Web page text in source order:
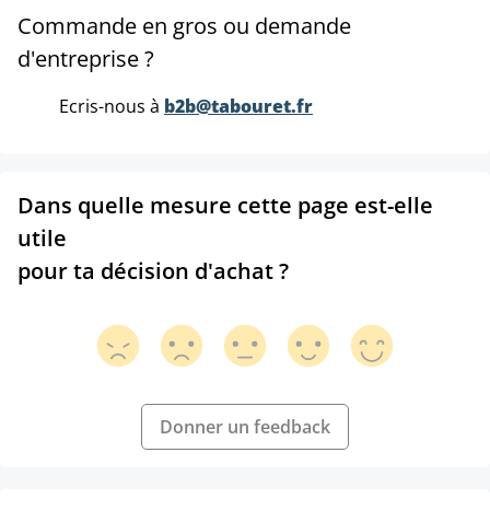
Commande en gros ou demande
d'entreprise ?
Ecris-nous à b2b@tabouret.fr
Dans quelle mesure cette page est-elle
utile
pour ta décision d'achat ?
Donner un feedback